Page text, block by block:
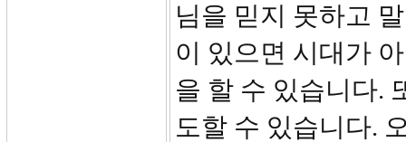
님을 믿지 못하고
이 있으면 시대가
을 할 수 있습니다.
도할 수 있습니다.